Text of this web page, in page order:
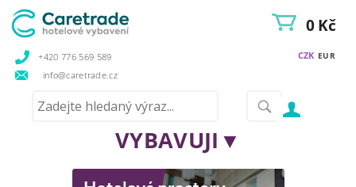
+420 776 569 589
info@caretrade.cz
CZK EUR
0 Kč
VYBAVUJI